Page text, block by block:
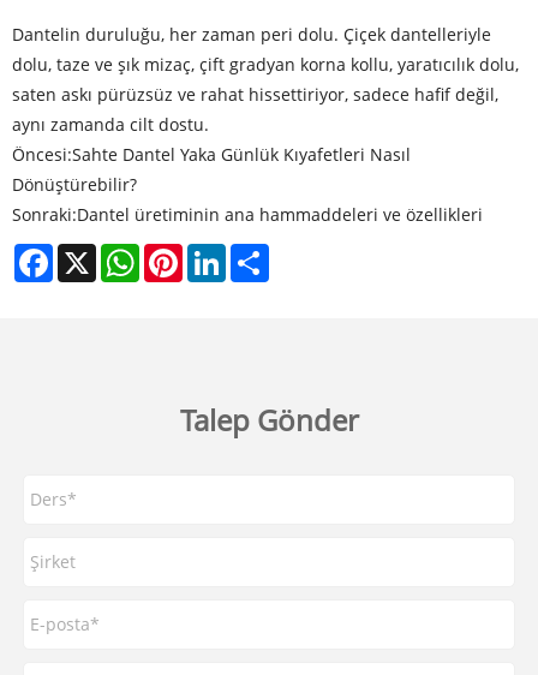
Dantelin duruluğu, her zaman peri dolu. Çiçek dantelleriyle
dolu, taze ve şık mizaç, çift gradyan korna kollu, yaratıcılık dolu,
saten askı pürüzsüz ve rahat hissettiriyor, sadece hafif değil,
aynı zamanda cilt dostu.
Öncesi:Sahte Dantel Yaka Günlük Kıyafetleri Nasıl
Dönüştürebilir?
Sonraki:Dantel üretiminin ana hammaddeleri ve özellikleri
Facebook
X WhatsAppPinterestLinkedIn
Talep Gönder